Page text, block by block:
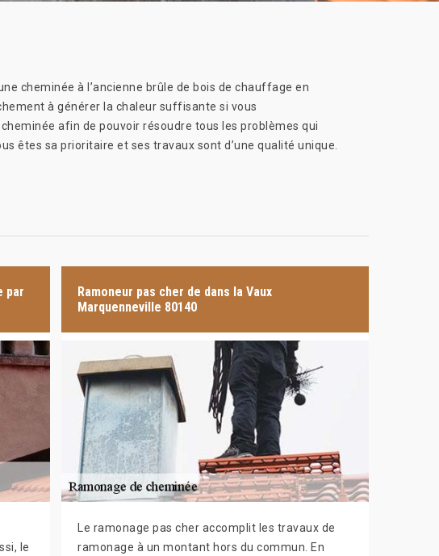
cheminée à l’ancienne brûle de bois de chauffage en
à générer la chaleur suffisante si vous
afin de pouvoir résoudre tous les problèmes qui
êtes sa prioritaire et ses travaux sont d’une qualité unique.
par
le
Ramoneur pas cher de dans la Vaux
Marquenneville 80140
Le ramonage pas cher accomplit les travaux de
ramonage à un montant hors du commun. En